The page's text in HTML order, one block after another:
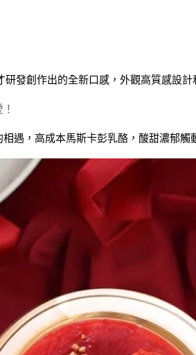
研發創作出的全新口感，外觀高質感設計
遇，高成本馬斯卡彭乳酪，酸甜濃郁觸